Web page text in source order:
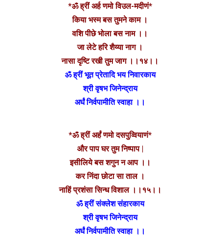
*ॐ ह्रीं अर्ह णमो विउल-मदीणं*
किया भस्म बस तुमने काम ।
वशि पीछे भोला बस नाम ।।
जा लेटे हरि शैय्या नाग ।
नासा दृष्टि रखी तुम जाग ।।१४।।
ॐ ह्रीं भूत प्रेतादि भय निवारकाय
श्री वृषभ जिनेन्द्राय
अर्घं निर्वपामीति स्वाहा ।।
*ॐ ह्रीं अर्हं णमो दसपुव्वियाणं*
और पाप घर तुम निष्पाप |
इसीलिये बस शगुन न आप ।।
कर निंदा छोटा सा ताल ।
नाहिं प्रशंसा सिन्ध विशाल ।।१५।।
ॐ ह्रीं संक्लेश संहारकाय
श्री वृषभ जिनेन्द्राय
अर्घं निर्वपामीति स्वाहा ।।